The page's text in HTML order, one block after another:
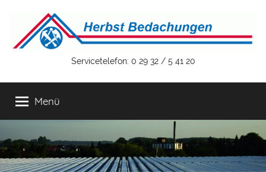
springen
Herbst
Bedachungen
GmbH
&
Servicetelefon: 0 29 32 / 5 41 20
Menü